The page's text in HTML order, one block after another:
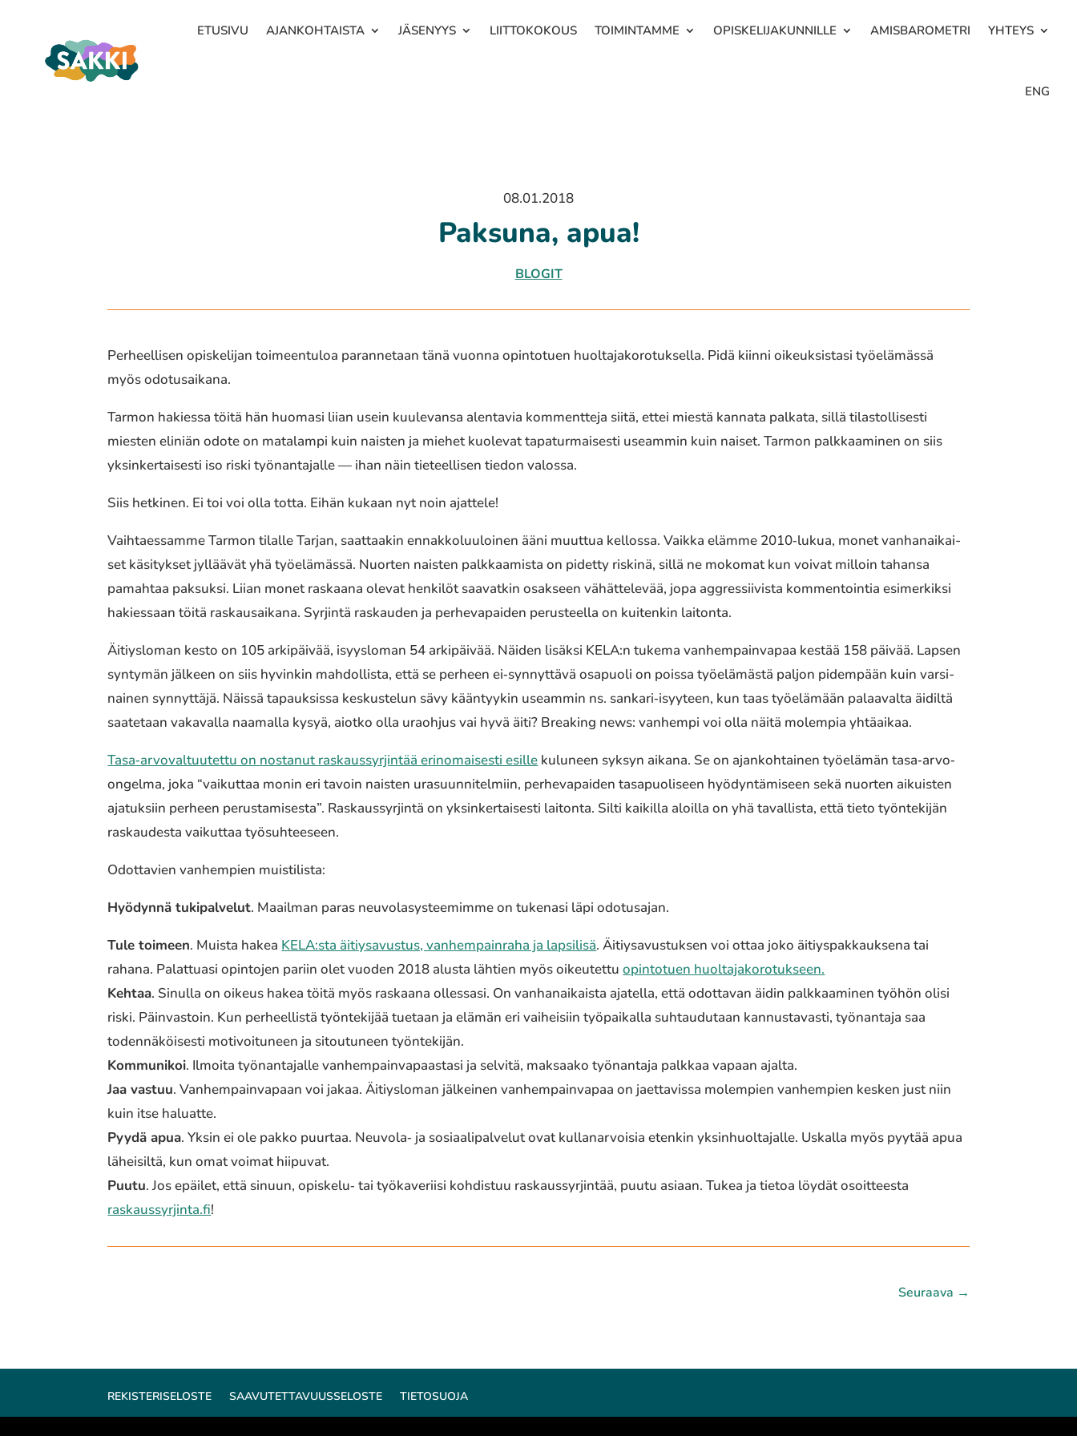
ETUSIVU AJANKOHTAISTA JÄSENYYS LIITTOKOKOUS TOIMINTAMME OPISKELIJAKUNNILLE AMISBAROMETRI YHTEYS
ENG
08.01.2018
Paksuna, apua!
BLOGIT
Perheellisen opis­ke­li­jan toimeen­tu­loa paran­ne­taan tänä vuonna opin­to­tuen huol­ta­ja­ko­ro­tuk­sel­la. Pidä kiinni oikeuk­sis­ta­si työelä­mäs­sä
myös odotusai­ka­na.
Tarmon hakies­sa töitä hän huomasi liian usein kuule­van­sa alen­ta­via komment­te­ja siitä, ettei miestä kannata palkata, sillä tilas­tol­li­ses­ti
miesten eliniän odote on mata­lam­pi kuin naisten ja miehet kuole­vat tapa­tur­mai­ses­ti useam­min kuin naiset. Tarmon palk­kaa­mi­nen on siis
yksin­ker­tai­ses­ti iso riski työnan­ta­jal­le — ihan näin tieteel­li­sen tiedon valossa.
Siis hetki­nen. Ei toi voi olla totta. Eihän kukaan nyt noin ajat­te­le!
Vaihtaessamme Tarmon tilalle Tarjan, saat­taa­kin ennak­ko­luu­loi­nen ääni muuttua kellos­sa. Vaikka elämme 2010‐lukua, monet vanhan­ai­kai­
set käsi­tyk­set jyllää­vät yhä työelä­mäs­sä. Nuorten naisten palk­kaa­mis­ta on pidetty riskinä, sillä ne mokomat kun voivat milloin tahansa
pamah­taa paksuk­si. Liian monet raskaa­na olevat henki­löt saavat­kin osak­seen vähät­te­le­vää, jopa aggres­sii­vis­ta kommen­toin­tia esimer­kik­si
hakies­saan töitä raskausai­ka­na. Syrjintä raskau­den ja perhe­va­pai­den perus­teel­la on kuiten­kin laiton­ta.
Äitiysloman kesto on 105 arki­päi­vää, isyys­lo­man 54 arki­päi­vää. Näiden lisäksi KELA:n tukema vanhem­pain­va­paa kestää 158 päivää. Lapsen
synty­män jälkeen on siis hyvin­kin mahdol­lis­ta, että se perheen ei‐synnyttävä osapuo­li on poissa työelä­mäs­tä paljon pidem­pään kuin varsi­
nai­nen synnyt­tä­jä. Näissä tapauk­sis­sa keskus­te­lun sävy kään­tyy­kin useam­min ns. sankari‐isyyteen, kun taas työelä­mään palaa­val­ta äidiltä
saate­taan vaka­val­la naamal­la kysyä, aiotko olla uraoh­jus vai hyvä äiti? Breaking news: vanhem­pi voi olla näitä molem­pia yhtä­ai­kaa.
Tasa‐arvovaltuutettu on nosta­nut raskaus­syr­jin­tää erin­omai­ses­ti esille kulu­neen syksyn aikana. Se on ajan­koh­tai­nen työelä­män tasa‐arvo‐
ongelma, joka “vaikut­taa monin eri tavoin naisten urasuun­ni­tel­miin, perhe­va­pai­den tasa­puo­li­seen hyödyn­tä­mi­seen sekä nuorten aikuis­ten
ajatuk­siin perheen perus­ta­mi­ses­ta”. Raskaussyrjintä on yksin­ker­tai­ses­ti laiton­ta. Silti kaikil­la aloilla on yhä taval­lis­ta, että tieto työn­te­ki­jän
raskau­des­ta vaikut­taa työsuh­tee­seen.
Odottavien vanhem­pien muis­ti­lis­ta:
Hyödynnä tuki­pal­ve­lut. Maailman paras neuvo­la­sys­tee­mim­me on tuke­na­si läpi odotusa­jan.
Tule toimeen. Muista hakea KELA:sta äitiy­sa­vus­tus, vanhem­pain­ra­ha ja lapsi­li­sä. Äitiysavustuksen voi ottaa joko äitiys­pak­kauk­se­na tai
rahana. Palattuasi opin­to­jen pariin olet vuoden 2018 alusta lähtien myös oikeu­tet­tuopin­to­tuen huol­ta­ja­ko­ro­tuk­seen.
Kehtaa. Sinulla on oikeus hakea töitä myös raskaa­na olles­sa­si. On vanhan­ai­kais­ta ajatel­la, että odot­ta­van äidin palk­kaa­mi­nen työhön olisi
riski. Päinvastoin. Kun perheel­lis­tä työn­te­ki­jää tuetaan ja elämän eri vaihei­siin työpai­kal­la suhtau­du­taan kannus­ta­vas­ti, työnan­ta­ja saa
toden­nä­köi­ses­ti moti­voi­tu­neen ja sitou­tu­neen työn­te­ki­jän.
Kommunikoi. Ilmoita työnan­ta­jal­le vanhem­pain­va­paas­ta­si ja selvitä, maksaa­ko työnan­ta­ja palkkaa vapaan ajalta.
Jaa vastuu. Vanhempainvapaan voi jakaa. Äitiysloman jälkei­nen vanhem­pain­va­paa on jaet­ta­vis­sa molem­pien vanhem­pien kesken just niin
kuin itse haluat­te.
Pyydä apua. Yksin ei ole pakko puurtaa. Neuvola‐ ja sosi­aa­li­pal­ve­lut ovat kulla­nar­voi­sia etenkin yksin­huol­ta­jal­le. Uskalla myös pyytää apua
lähei­sil­tä, kun omat voimat hiipu­vat.
Puutu. Jos epäilet, että sinuun, opiskelu‐ tai työka­ve­rii­si kohdis­tuu raskaus­syr­jin­tää, puutu asiaan. Tukea ja tietoa löydät osoit­tees­ta
raskaussyrjinta.fi!
Seuraava →
REKISTERISELOSTE SAAVUTETTAVUUSSELOSTE TIETOSUOJA